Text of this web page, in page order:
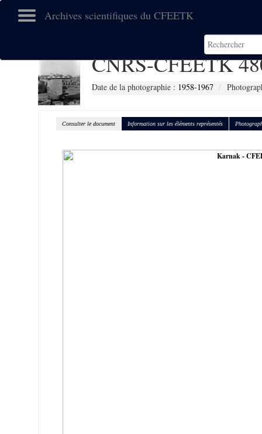
Archives scientifiques du CFEETK
CNRS-CFEETK
Date de la photographie : 1958-1967
Consulter le document Information sur les éléments représentés